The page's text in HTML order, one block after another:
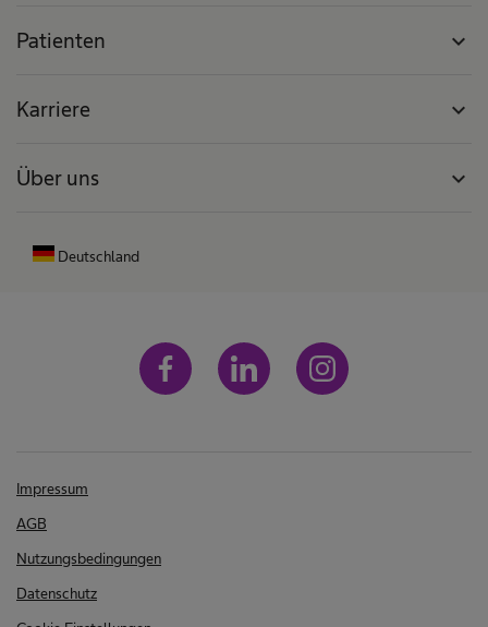
Patienten expand_more
Karriere expand_more
Über uns expand_more
Deutschland
Impressum
AGB
Nutzungsbedingungen
Datenschutz